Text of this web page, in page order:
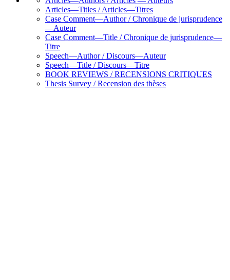
Articles—Titles / Articles—Titres
Case Comment—Author / Chronique de jurisprudence
—Auteur
Case Comment—Title / Chronique de jurisprudence—
Titre
Speech—Author / Discours—Auteur
Speech—Title / Discours—Titre
BOOK REVIEWS / RECENSIONS CRITIQUES
Thesis Survey / Recension des thèses